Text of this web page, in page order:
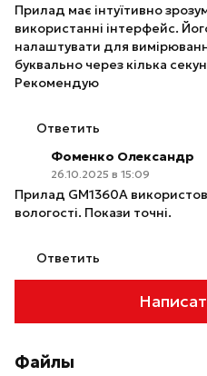
Прилад має інтуїтивно
використанні інтерфейс.
налаштувати для
буквально через кілька
Рекомендую
Ответить
Фоменко Олександр
26.10.2025 в 15:09
Прилад GM1360A
вологості. Покази точні.
Ответить
Файлы